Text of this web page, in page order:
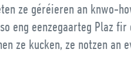
ze géréieren an knwo-
eng eenzegaarteg Plaz
ze kucken, ze notzen an